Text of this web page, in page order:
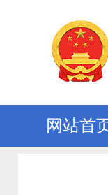
网站首